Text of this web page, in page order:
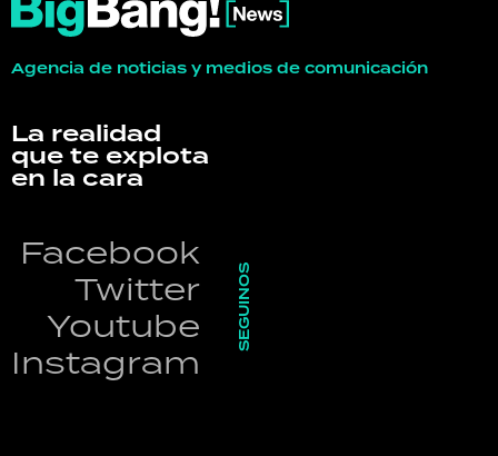
Agencia de noticias y medios de comunicación
La realidad
que te explota
en la cara
Facebook
Twitter
Youtube
Instagram
SEGUINOS